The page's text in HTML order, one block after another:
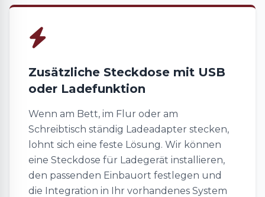
Zusätzliche Steckdose mit USB
oder Ladefunktion
Wenn am Bett, im Flur oder am
Schreibtisch ständig Ladeadapter stecken,
lohnt sich eine feste Lösung. Wir können
eine Steckdose für Ladegerät installieren,
den passenden Einbauort festlegen und
die Integration in Ihr vorhandenes System